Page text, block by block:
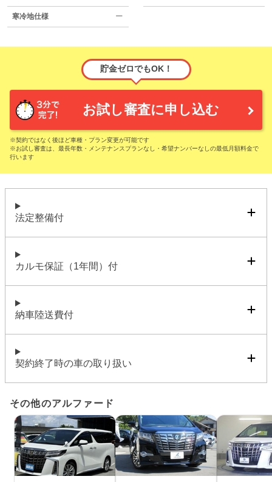
寒冷地仕様 ー
貯金ゼロでもOK！
お試し審査に申し込む
※契約ではなく後ほど車種・プラン変更が可能です
※お試し審査は、最長年数・メンテナンスプランなし・希望ナンバーなしの最低月額料金で
行います
法定整備付
カルモ保証（1年間）付
納車陸送費付
契約終了時の車の取り扱い
その他のアルファード